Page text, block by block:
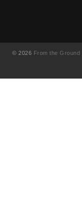
© 2026 From the Ground